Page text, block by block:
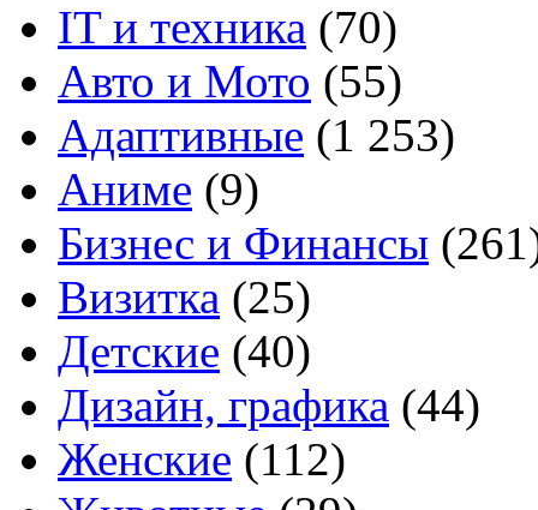
IT и техника (70)
Авто и Мото (55)
Адаптивные (1 253)
Аниме (9)
Бизнес и Финансы
Визитка (25)
Детские (40)
Дизайн, графика (44)
Женские (112)